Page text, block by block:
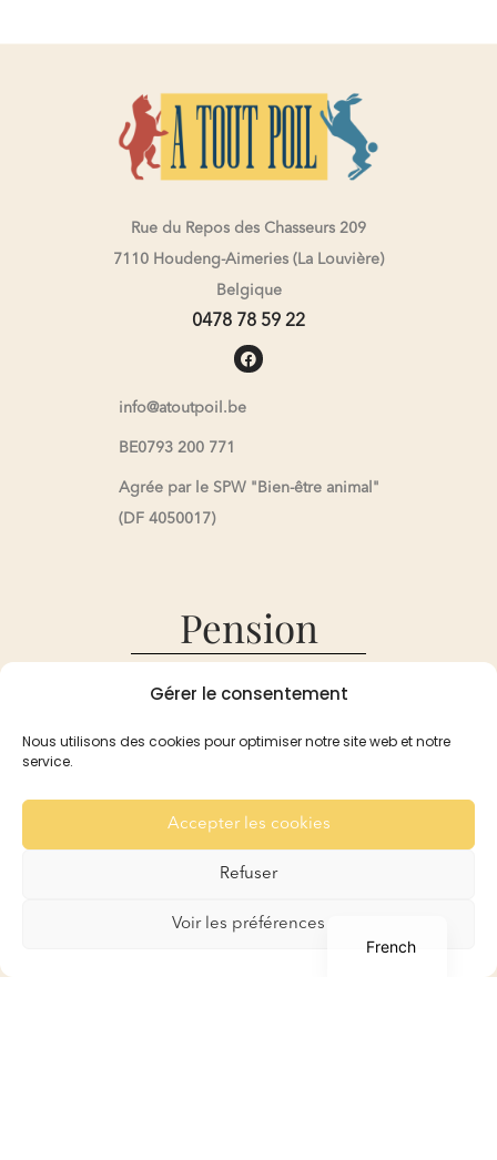
Gérer le consentement
Nous utilisons des cookies pour optimiser notre site web et notre
service.
Accepter les cookies
Refuser
Voir les préférences
Rue du Repos des Chasseurs 209
7110 Houdeng-Aimeries (La Louvière)
Belgique
0478 78 59 22
info@atoutpoil.be
BE0793 200 771
Agrée par le SPW "Bien-être animal"
(DF 4050017)
Pension
Pension
Recommandation
Pour les Cobayes
Galerie
French